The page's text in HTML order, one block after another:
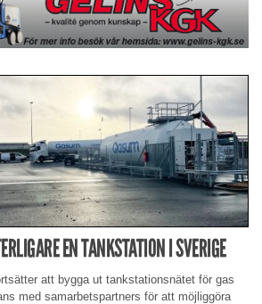
EN TANKSTATION I SVERIGE
att bygga ut tankstationsnätet för gas
med samarbetspartners för att möjliggöra